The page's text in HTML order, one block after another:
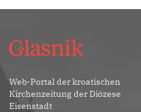
Web-Portal der kroatischen
Kirchenzeitung der Diözese
Eisenstadt